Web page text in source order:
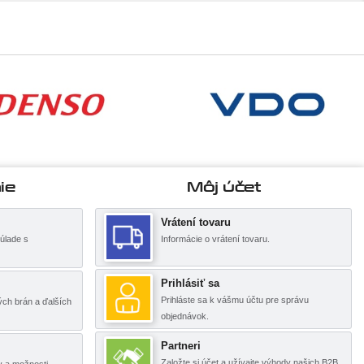
s
brán a ďalších
Môj účet
Vrátení tovaru
Informácie o vrátení tovaru.
Prihlásiť sa
Prihláste sa k vášmu účtu pre správu
objednávok.
Partneri